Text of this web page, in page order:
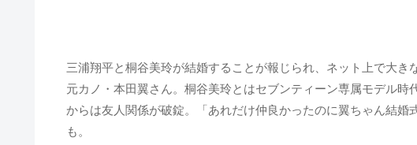
三浦翔平と桐谷美玲が結婚することが報じられ、ネット上で大
元カノ・本田翼さん。桐谷美玲とはセブンティーン専属モデル
からは友人関係が破錠。「あれだけ仲良かったのに翼ちゃん結
も。